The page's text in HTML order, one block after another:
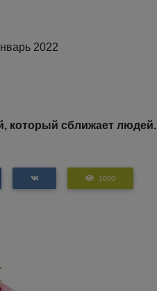
2022
который сближает людей.
1000